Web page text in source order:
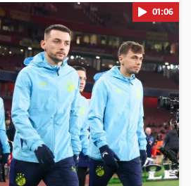
Pokretanje videa...
01:06